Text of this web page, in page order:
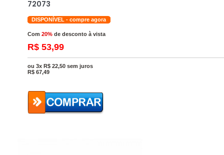
72073
DISPONÍVEL - compre agora
Com 20% de desconto à vista
R$ 53,99
ou 3x R$ 22,50 sem juros
R$ 67,49